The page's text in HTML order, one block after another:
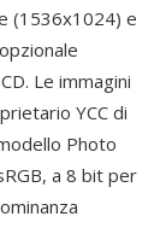
(1536x1024) e
Le immagini
YCC di
Photo
a 8 bit per